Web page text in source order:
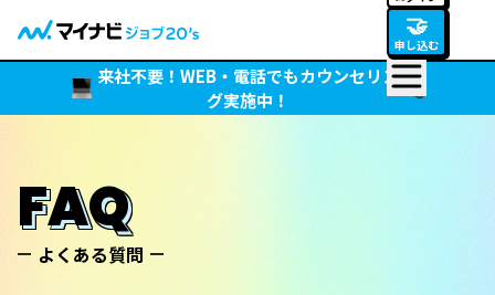
🤝
申し込む
来社不要！WEB・電話でもカウンセリン
グ実施中！
FAQ
よくある質問